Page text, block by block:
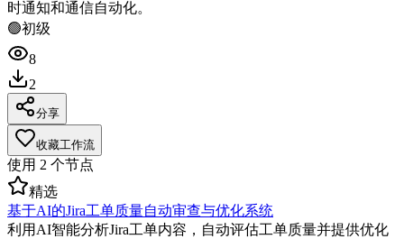
时通知和通信自动化。
🟢初级
8
2
分享
收藏工作流
使用 2 个节点
精选
基于AI的Jira工单质量自动审查与优化系统
利用AI智能分析Jira工单内容，自动评估工单质量并提供优化